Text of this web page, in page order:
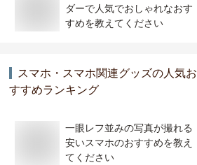
ダーで人気でおしゃれなおす
すめを教えてください
スマホ・スマホ関連グッズの人気お
すすめランキング
一眼レフ並みの写真が撮れる
安いスマホのおすすめを教え
てください